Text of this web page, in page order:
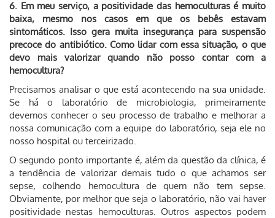
6. Em meu serviço, a positividade das hemoculturas é muito
baixa, mesmo nos casos em que os bebês estavam
sintomáticos. Isso gera muita insegurança para suspensão
precoce do antibiótico. Como lidar com essa situação, o que
devo mais valorizar quando não posso contar com a
hemocultura?
Precisamos analisar o que está acontecendo na sua unidade.
Se há o laboratório de microbiologia, primeiramente
devemos conhecer o seu processo de trabalho e melhorar a
nossa comunicação com a equipe do laboratório, seja ele no
nosso hospital ou terceirizado.
O segundo ponto importante é, além da questão da clínica, é
a tendência de valorizar demais tudo o que achamos ser
sepse, colhendo hemocultura de quem não tem sepse.
Obviamente, por melhor que seja o laboratório, não vai haver
positividade nestas hemoculturas. Outros aspectos podem